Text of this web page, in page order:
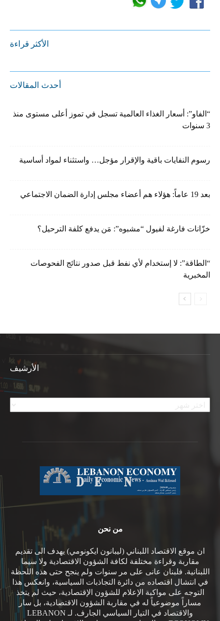
الأكثر قراءة
أحدث المقالات
“الفاو”: أسعار الغذاء العالمية تسجل في تموز أعلى مستوى منذ
3 سنوات
رسوم النفايات باقية والإقرار مؤجل… واستثناء لمواد أساسية
بعد 19 عاماً: هؤلاء هم أعضاء مجلس إدارة الضمان الاجتماعي
خزّانات فارغة لفيول “مشبوه”: مَن يدفع كلفة الترحيل؟
“الطاقة”: لا إستخدام لأي نفط قبل صدور نتائج الفحوصات
المخبرية
الأرشيف
الأرشيف
من نحن
ان موقع الاقتصاد اللبناني (ليبانون ايكونومي) يهدف الى تقديم
مقاربة وقراءة مختلفة لكافة الشؤون الاقتصادية ولا سيما
اللبنانية. فلبنان عانى على مر سنوات ولم ينجح حتى هذه اللحظة
في انتشال اقتصاده من دائرة التجاذبات السياسية، وانعكس هذا
التوجه على مواكبة الإعلام للشؤون الإقتصادية، حيث لم يتخذ
مساراً موضوعياً له في مقاربة الشؤون الاقتصادية، بل سار
والاقتصاد في التيار السياسي الجارف. لـ LEBANON